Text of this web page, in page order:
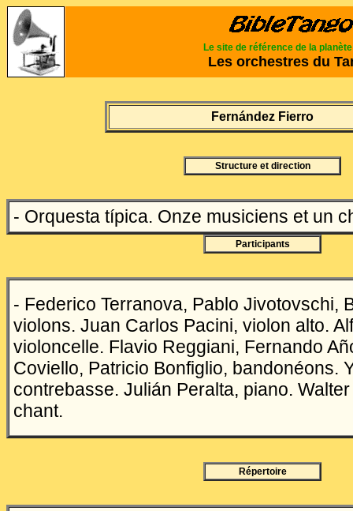
Le site de référence de la planète
Les orchestres du
Fernández Fierro
Structure et direction
- Orquesta típica. Onze musiciens et un
Participants
- Federico Terranova, Pablo Jivotovschi,
violons. Juan Carlos Pacini, violon alto.
violoncelle. Flavio Reggiani, Fernando
Coviello, Patricio Bonfiglio, bandonéons.
contrebasse. Julián Peralta, piano.
chant.
Répertoire